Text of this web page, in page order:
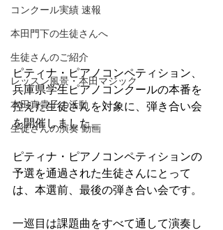
コンクール実績 速報
本田門下の生徒さんへ
生徒さんのご紹介
レッスン風景・本田マジック
本田真貴子の活動
生徒さんの演奏 動画
ピティナ・ピアノコンペティション、
兵庫県学生ピアノコンクールの本番を
控えた生徒さんを対象に、弾き合い会
を開催しました。
ピティナ・ピアノコンペティションの
予選を通過された生徒さんにとって
は、本選前、最後の弾き合い会です。
一巡目は課題曲をすべて通して演奏し